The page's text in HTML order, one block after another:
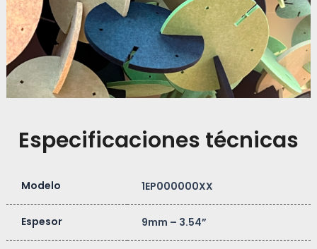
Especificaciones técnicas
Modelo 1EP000000XX
Espesor 9mm – 3.54”